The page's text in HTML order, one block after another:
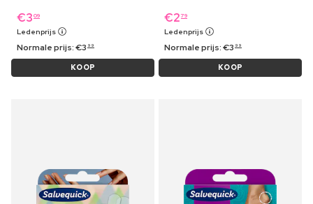
€3 09
Ledenprijs
Normale prijs:€3 99
KOOP
€2 79
Ledenprijs
Normale prijs:€3 99
KOOP